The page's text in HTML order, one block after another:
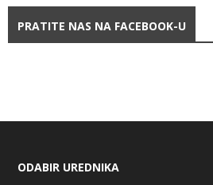
PRATITE NAS NA FACEBOOK-U
ODABIR UREDNIKA